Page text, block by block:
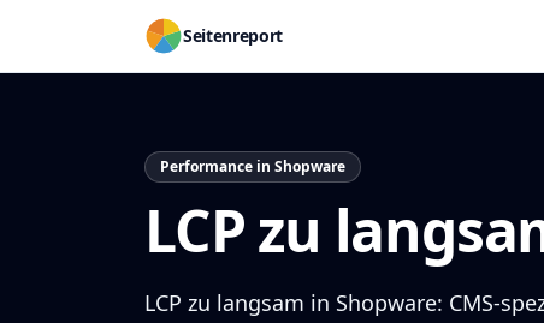
Seitenreport
Performance in Shopware
LCP zu
LCP zu langsam in Shopware: CMS-